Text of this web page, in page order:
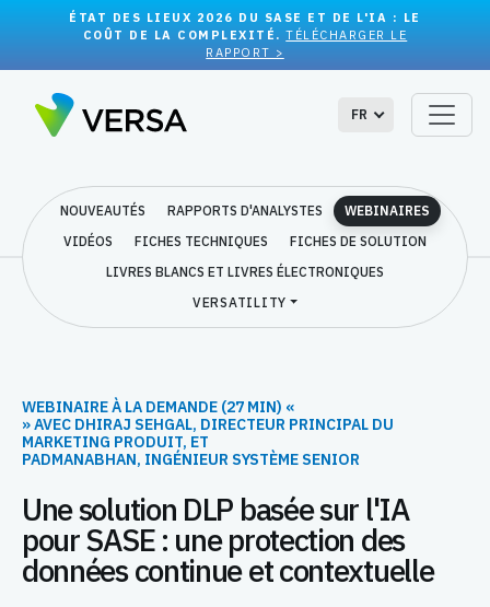
ÉTAT DES LIEUX 2026 DU SASE ET DE L'IA : LE
COÛT DE LA COMPLEXITÉ.TÉLÉCHARGER LE
RAPPORT >
FR
NOUVEAUTÉS RAPPORTS D'ANALYSTES
WEBINAIRES
VIDÉOS
FICHES TECHNIQUES
FICHES DE SOLUTION
LIVRES BLANCS ET LIVRES ÉLECTRONIQUES
VERSATILITY
WEBINAIRE À LA DEMANDE (27 MIN) «
» AVEC DHIRAJ SEHGAL, DIRECTEUR PRINCIPAL DU
MARKETING PRODUIT, ET
PADMANABHAN, INGÉNIEUR SYSTÈME SENIOR
Une solution DLP basée sur l'IA
pour SASE : une protection des
données continue et contextuelle